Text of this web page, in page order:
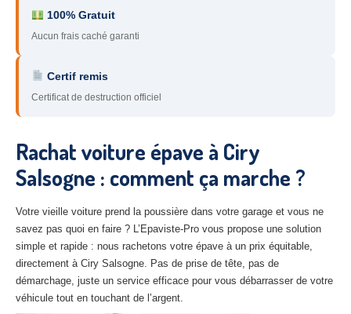
91 – Essonne
89– Yonne
60 – Oise
51– Marne
28 – Eure-et-Loir
10– Aube
02– Aisne
Tous les secteurs
100% Gratuit
Aucun frais caché garanti
Certif remis
Certificat de destruction officiel
Rachat voiture épave à Ciry
Salsogne : comment ça marche ?
Votre vieille voiture prend la poussière dans votre garage et vous ne
savez pas quoi en faire ? L’Epaviste-Pro vous propose une solution
simple et rapide : nous rachetons votre épave à un prix équitable,
directement à Ciry Salsogne. Pas de prise de tête, pas de
démarchage, juste un service efficace pour vous débarrasser de votre
véhicule tout en touchant de l’argent.